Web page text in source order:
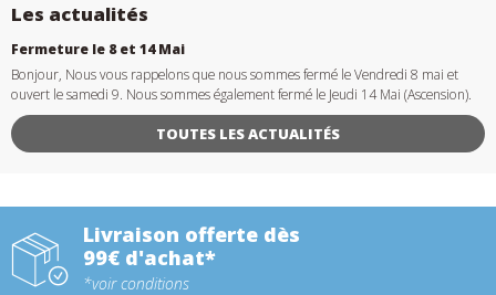
Les actualités
Fermeture le 8 et 14 Mai
Bonjour, Nous vous rappelons que nous sommes fermé le Vendredi 8 mai et
ouvert le samedi 9. Nous sommes également fermé le Jeudi 14 Mai (Ascension).
TOUTES LES ACTUALITÉS
Livraison offerte dès
99€ d'achat*
*voir conditions